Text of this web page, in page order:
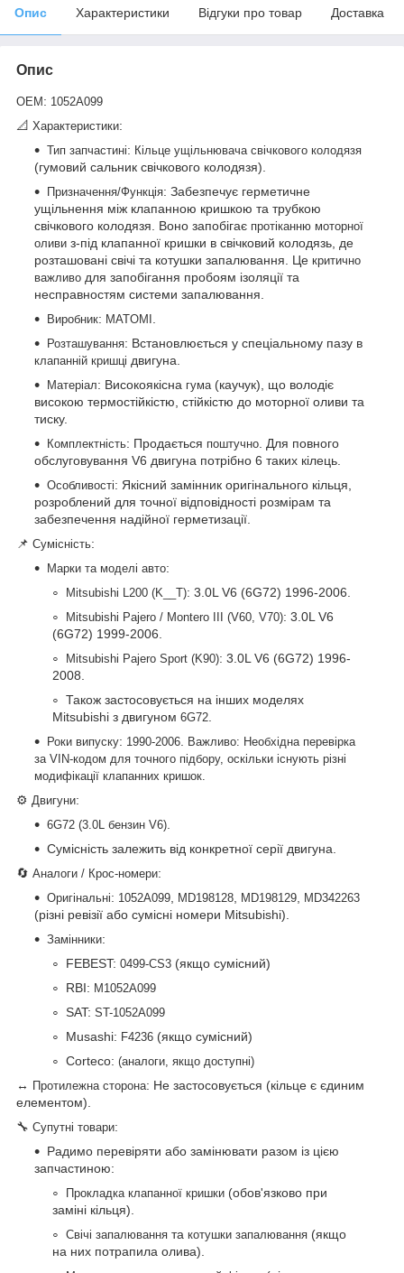
Опис Характеристики Відгуки про товар Доставка
Опис
OEM : 1052A099
📐 Характеристики:
Тип запчастині: Кільце ущільнювача свічкового колодязя
(гумовий сальник свічкового колодязя).
Призначення/Функція: Забезпечує герметичне
ущільнення між клапанною кришкою та трубкою
свічкового колодязя. Воно запобігає протіканню моторної
оливи з-під клапанної кришки в свічковий колодязь, де
розташовані свічі та котушки запалювання. Це критично
важливо для запобігання пробоям ізоляції та
несправностям системи запалювання.
Виробник: MATOMI
Розташування: Встановлюється у спеціальному пазу в
клапанній кришці двигуна.
Матеріал: Високоякісна гума (каучук), що володіє
високою термостійкістю, стійкістю до моторної оливи та
тиску.
Комплектність: Продається поштучно . Для повного
обслуговування V6 двигуна потрібно 6 таких кілець.
Особливості: Якісний замінник оригінального кільця,
розроблений для точної відповідності розмірам та
забезпечення надійної герметизації.
📌 Сумісність:
Марки та моделі авто:
Mitsubishi L200 (K__T): 3.0L V6 (6G72) 1996-2006.
Mitsubishi Pajero / Montero III (V60, V70): 3.0L V6
(6G72) 1999-2006.
Mitsubishi Pajero Sport (K90): 3.0L V6 (6G72) 1996-
2008.
Також застосовується на інших моделях
Mitsubishi з двигуном 6G72
Роки випуску: 1990-2006
Важливо: Необхідна перевірка
за VIN-кодом для точного підбору, оскільки існують різні
модифікації клапанних кришок.
⚙️ Двигуни:
6G72 (3.0L бензин V6)
Сумісність залежить від конкретної серії двигуна.
🔄 Аналоги / Крос-номери:
Оригінальні: 1052A099 MD198128 MD198129 MD342263
(різні ревізії або сумісні номери Mitsubishi).
Замінники:
FEBEST: 0499-CS3 (якщо сумісний)
RBI: M1052A099
SAT: ST-1052A099
Musashi: F4236 (якщо сумісний)
Corteco: (аналоги, якщо доступні)
↔ Протилежна сторона: Не застосовується (кільце є єдиним
елементом).
🔧 Супутні товари:
Радимо перевіряти або замінювати разом із цією
запчастиною:
Прокладка клапанної кришки (обов'язково при
заміні кільця).
Свічі запалювання та котушки запалювання (якщо
на них потрапила олива).